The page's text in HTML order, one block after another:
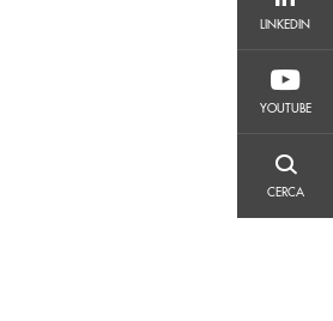
LINKEDIN
YOUTUBE
CERCA